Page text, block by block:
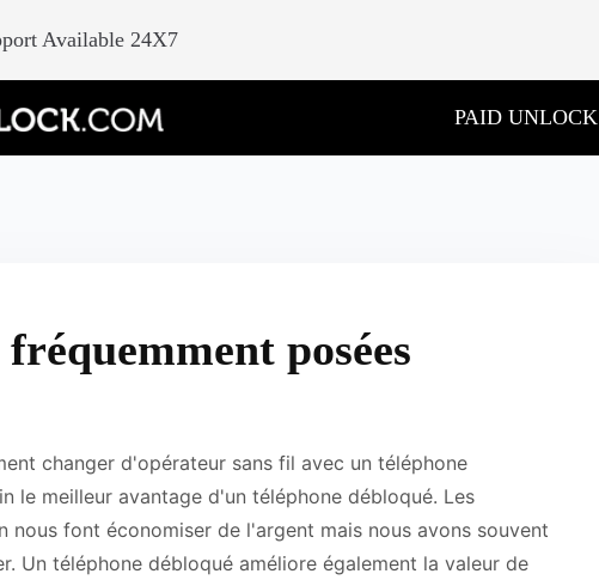
Available 24X7
PAID UNLOCK
posées
changer d'opérateur sans fil avec un téléphone
le meilleur avantage d'un téléphone débloqué. Les
nous font économiser de l'argent mais nous avons souvent
Un téléphone débloqué améliore également la valeur de